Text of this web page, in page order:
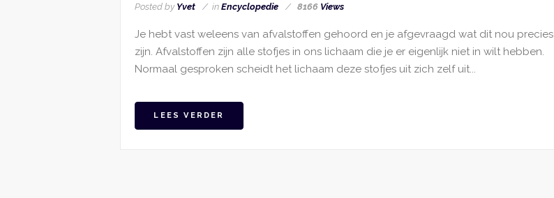
Posted by Yvet in Encyclopedie 8166 Views
Je hebt vast weleens van afvalstoffen gehoord en je afgevraagd wat dit nou precies
zijn. Afvalstoffen zijn alle stofjes in ons lichaam die je er eigenlijk niet in wilt hebben.
Normaal gesproken scheidt het lichaam deze stofjes uit zich zelf uit...
LEES VERDER